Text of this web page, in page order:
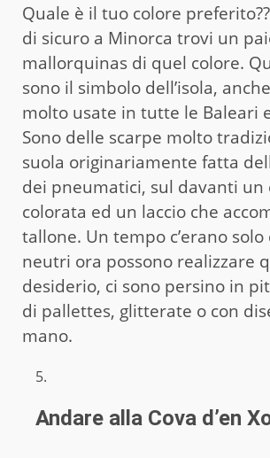
Quale è il tuo colore
di sicuro a Minorca trovi un
mallorquinas di quel colore.
sono il simbolo dell’isola,
molto usate in tutte le Baleari
Sono delle scarpe molto
suola originariamente fatta
dei pneumatici, sul davanti un
colorata ed un laccio che
tallone. Un tempo c’erano
neutri ora possono realizzare
desiderio, ci sono persino in
di pallettes, glitterate o con
mano.
Andare alla Cova d’en